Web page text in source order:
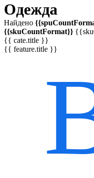
Одежда
Найдено
{{skuCountFormat}}
{{ cate.title }}
{{ feature.title }}
{{ featureTitle }}